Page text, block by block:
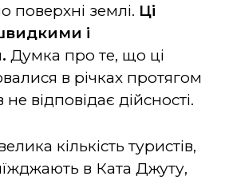
поверхні землі. Ці
і
Думка про те, що ці
в річках протягом
не відповідає дійсності.
кількість туристів,
в Ката Джуту,